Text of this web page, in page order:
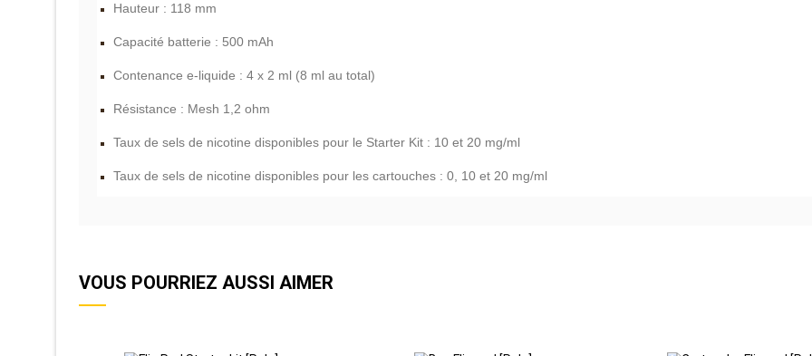
Hauteur : 118 mm
Capacité batterie : 500 mAh
Contenance e-liquide : 4 x 2 ml (8 ml au total)
Résistance : Mesh 1,2 ohm
Taux de sels de nicotine disponibles pour le Starter Kit : 10 et 20 mg/ml
Taux de sels de nicotine disponibles pour les cartouches : 0, 10 et 20 mg/ml
VOUS POURRIEZ AUSSI AIMER